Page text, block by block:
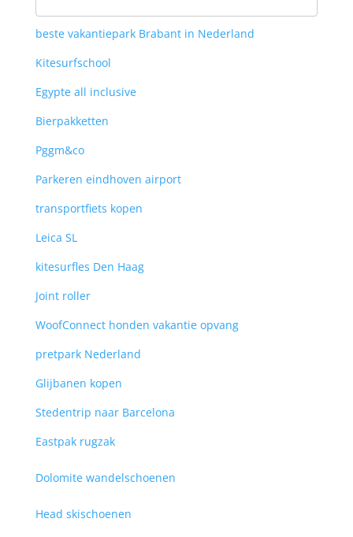
beste vakantiepark Brabant in Nederland
Kitesurfschool
Egypte all inclusive
Bierpakketten
Pggm&co
Parkeren eindhoven airport
transportfiets kopen
Leica SL
kitesurfles Den Haag
Joint roller
WoofConnect honden vakantie opvang
pretpark Nederland
Glijbanen kopen
Stedentrip naar Barcelona
Eastpak rugzak
Dolomite wandelschoenen
Head skischoenen